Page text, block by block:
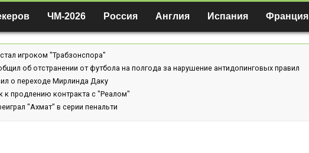
ЧМ-2026 Россия Англия Испания Франция
игроком "Трабзонспора"
об отстранении от футбола на полгода за нарушение антидопинговых правил
о переходе Мирлинда Даку
к продлению контракта с "Реалом"
"Ахмат" в серии пенальти